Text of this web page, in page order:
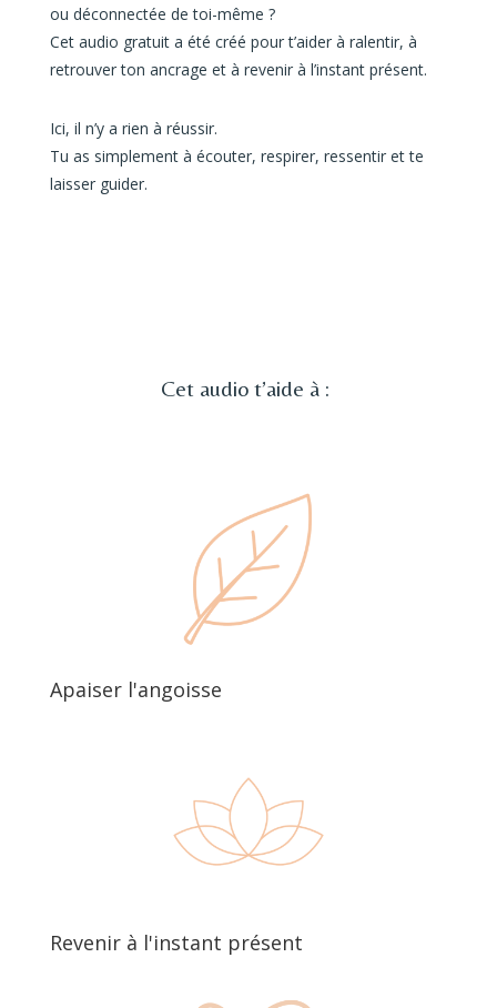
ou déconnectée de toi-même ?
Cet audio gratuit a été créé pour t’aider à ralentir, à
retrouver ton ancrage et à revenir à l’instant présent.
Ici, il n’y a rien à réussir.
Tu as simplement à écouter, respirer, ressentir et te
laisser guider.
Cet audio t’aide à :
Apaiser l'angoisse
Revenir à l'instant présent